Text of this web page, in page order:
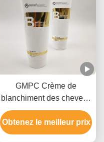
GMPC Crème de
blanchiment des cheveux
avec peroxyde
d'hydrogène Hydroxyde
d'ammonium et huile
Obtenez le meilleur prix